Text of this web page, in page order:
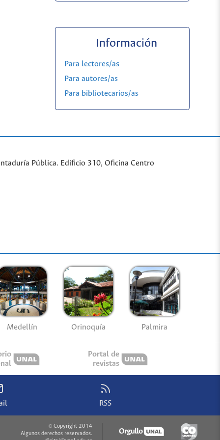
Información
Para lectores/as
Para autores/as
Para bibliotecarios/as
Pública. Edificio 310, Oficina Centro
Medellín Orinoquía Palmira
Portal de
revistas
RSS
© Copyright 2014
Algunos derechos reservados.